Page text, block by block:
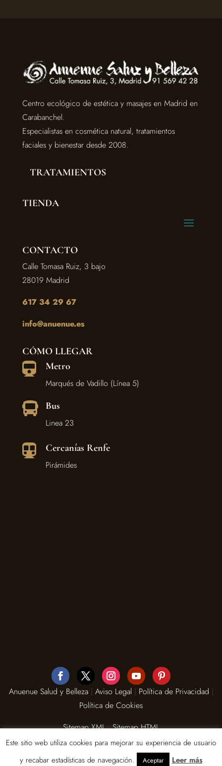
Centro ecológico de estética y masajes en Madrid en
Carabanchel.
Especialistas en cosmética natural, tratamientos
faciales y bienestar desde 2008.
TRATAMIENTOS
TIENDA
CONTACTO
Calle Tomasa Ruiz, 3 bajo
28019 Madrid
617 34 29 67
info@anuenue.es
CÓMO LLEGAR
 Metro
Marqués de Vadillo (Línea 5)
 Bus
Linea 23
 Cercanías Renfe
Pirámides
Anuenue Salud y Belleza| Aviso Legal | Política de Privacidad |
Política de Cookies
Sitemap XML·Sitemap HTML
Este sitio web utiliza cookies para mejorar su experiencia de usuario
y recabar estadísticas de navegación.
Aceptar Leer más